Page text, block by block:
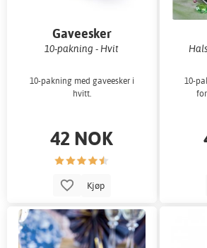
Gaveesker
10-pakning - Hvit
10-pakning med gaveesker i
hvitt.
42 NOK
Kjøp
10-